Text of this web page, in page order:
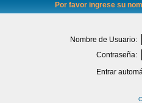
Por favor ingrese su
Nombre de Usuario:
Contraseña:
Entrar